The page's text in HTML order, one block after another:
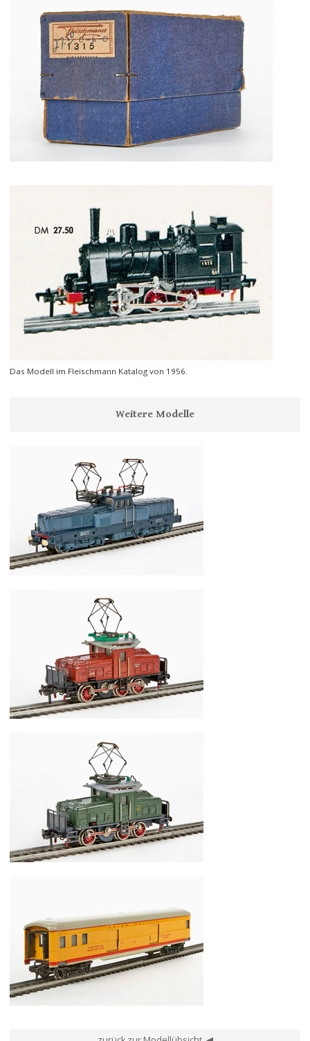
Das Modell im Fleischmann Katalog von 1956.
Weitere Modelle